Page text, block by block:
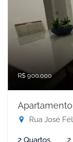
R$ 900.000
Rua José
2 Quartos 2